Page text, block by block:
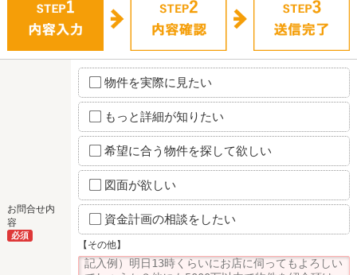
お問合せ内
容
必須
物件を実際に見たい
もっと詳細が知りたい
希望に合う物件を探して欲しい
図面が欲しい
資金計画の相談をしたい
【その他】